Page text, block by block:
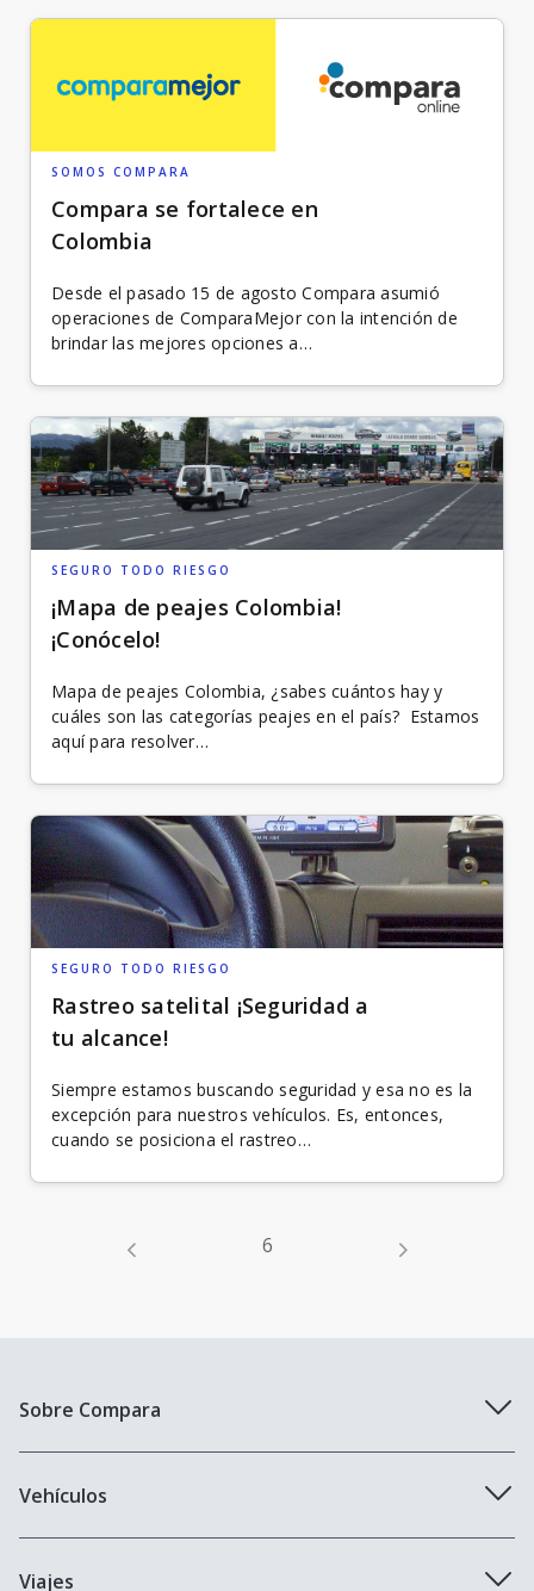
SOMOS COMPARA
Compara se fortalece en
Colombia
Desde el pasado 15 de agosto Compara asumió
operaciones de ComparaMejor con la intención de
brindar las mejores opciones a…
SEGURO TODO RIESGO
¡Mapa de peajes Colombia!
¡Conócelo!
Mapa de peajes Colombia, ¿sabes cuántos hay y
cuáles son las categorías peajes en el país? Estamos
aquí para resolver…
SEGURO TODO RIESGO
Rastreo satelital ¡Seguridad a
tu alcance!
Siempre estamos buscando seguridad y esa no es la
excepción para nuestros vehículos. Es, entonces,
cuando se posiciona el rastreo…
6
Sobre Compara
Blog
Vehículos
Viajes